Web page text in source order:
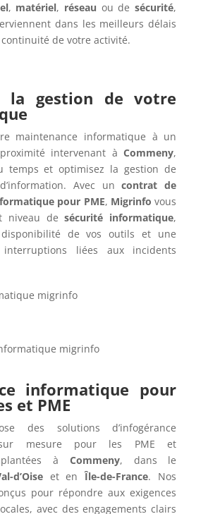
, matériel, réseau ou desécurité,
dans les meilleurs délais
de votre activité.
la gestion de votre
maintenance informatique à un
intervenant àCommeny,
temps et optimisez la gestion de
Avec uncontrat de
pour PME, Migrinfo vous
niveau desécurité informatique,
de vos outils et une
liées aux incidents
informatique pour
et PME
des solutions d’infogérance
sur mesure pour les PME et
à Commeny, dans le
d’Oiseet enÎle-de-France. Nos
pour répondre aux exigences
avec des engagements clairs